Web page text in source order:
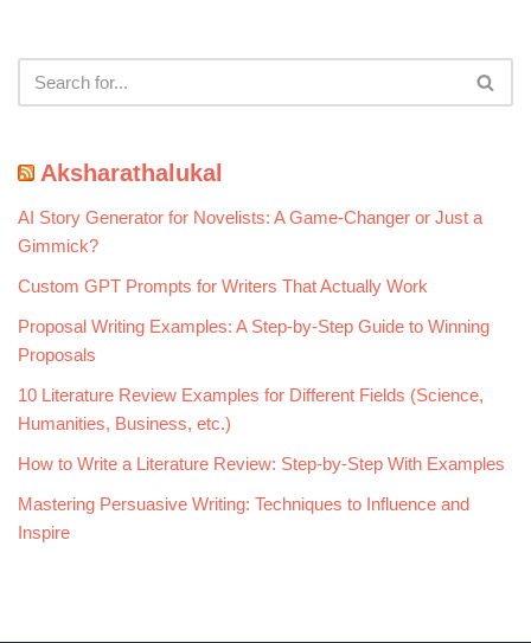
Aksharathalukal
AI Story Generator for Novelists: A Game-Changer or Just a
Gimmick?
Custom GPT Prompts for Writers That Actually Work
Proposal Writing Examples: A Step-by-Step Guide to Winning
Proposals
10 Literature Review Examples for Different Fields (Science,
Humanities, Business, etc.)
How to Write a Literature Review: Step-by-Step With Examples
Mastering Persuasive Writing: Techniques to Influence and
Inspire